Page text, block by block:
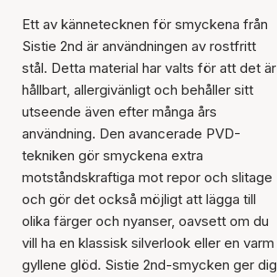
Ett av kännetecknen för smyckena från
Sistie 2nd är användningen av rostfritt
stål. Detta material har valts för att det är
hållbart, allergivänligt och behåller sitt
utseende även efter många års
användning. Den avancerade PVD-
tekniken gör smyckena extra
motståndskraftiga mot repor och slitage
och gör det också möjligt att lägga till
olika färger och nyanser, oavsett om du
vill ha en klassisk silverlook eller en varm
gyllene glöd. Sistie 2nd-smycken ger dig